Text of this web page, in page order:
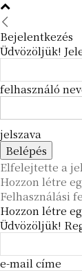
Bejelentkezés
Üdvözöljük!
felhasználó
jelszava
Elfelejtette a
Hozzon létre
Felhasználási
Hozzon létre
Üdvözöljük!
e-mail címe